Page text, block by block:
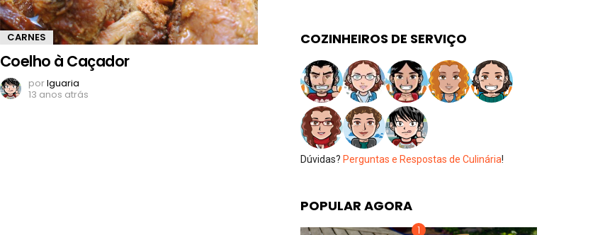
CARNES
Coelho à Caçador
porIguaria
13 anos atrás
COZINHEIROS DE SERVIÇO
Dúvidas? Perguntas e Respostas de Culinária!
POPULAR AGORA